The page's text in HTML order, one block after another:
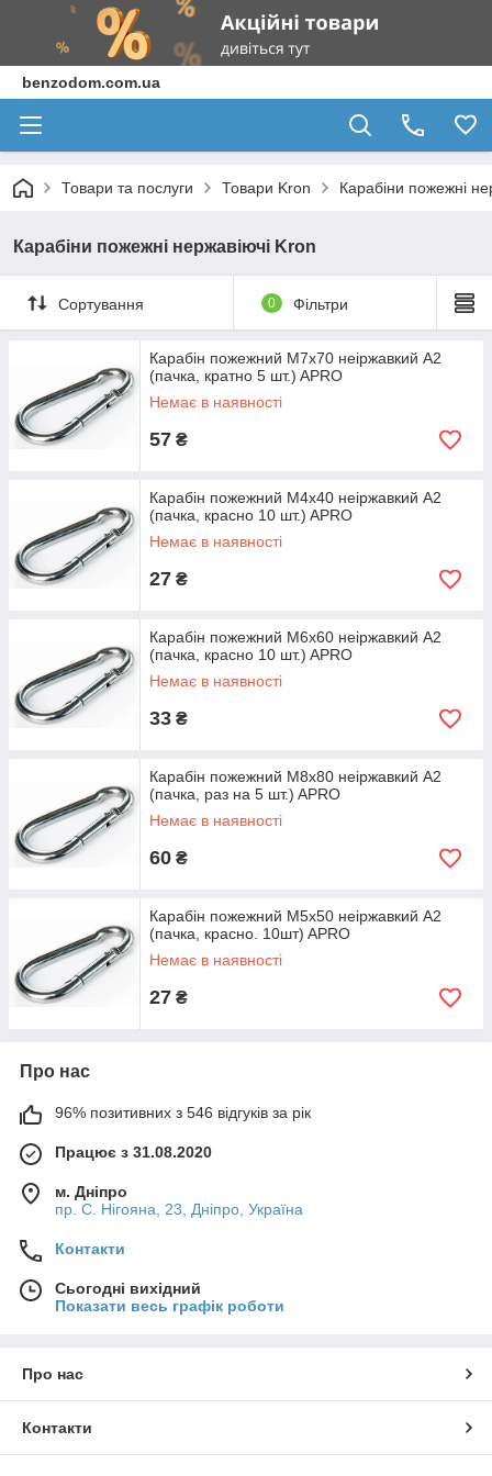
benzodom.com.ua
Товари та послуги Товари Kron Карабіни пожежні
Карабіни пожежні нержавіючі Kron
Сортування 0 Фільтри
Карабін пожежний М7х70 неіржавкий A2
(пачка, кратно 5 шт.) APRO
Немає в наявності
57 ₴
Карабін пожежний М4х40 неіржавкий A2
(пачка, красно 10 шт.) APRO
Немає в наявності
27 ₴
Карабін пожежний М6х60 неіржавкий A2
(пачка, красно 10 шт.) APRO
Немає в наявності
33 ₴
Карабін пожежний М8х80 неіржавкий A2
(пачка, раз на 5 шт.) APRO
Немає в наявності
60 ₴
Карабін пожежний М5х50 неіржавкий A2
(пачка, красно. 10шт) APRO
Немає в наявності
27 ₴
Про нас
96% позитивних з 546 відгуків за рік
Працює з 31.08.2020
м. Дніпро
пр. С. Нігояна, 23, Дніпро, Україна
Контакти
Сьогодні вихідний
Показати весь графік роботи
Про нас
Контакти